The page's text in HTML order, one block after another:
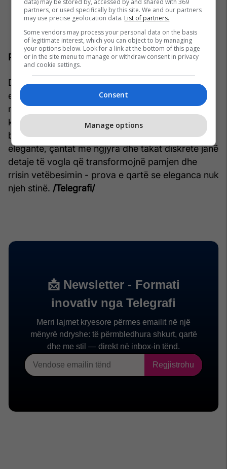
Përfundim
Dimri nuk është stinë për të hequr dorë nga
eleganca. Me zgjedhjen e duhur të prerjeve,
materialeve dhe aksesorëve, çdo ditë e ftohtë
kthehet në mundësi për të shkëlqyer. Theksimi i
belit, fustanet e thurura, fundet e gjata, palltot
elegante, çantat me ngjyra dhe takat diskrete janë
detaje të vogla që transformojnë pamjen dhe
rrisin vetëbesimin - prova e qartë se eleganca nuk
njeh stinë. /Telegrafi/
partners, or used specifically by this site. We and our partners
may use precise geolocation data. List of partners.
Some vendors may process your personal data on the basis
of legitimate interest, which you can object to by managing
your options below. Look for a link at the bottom of this page
or in the site menu to manage or withdraw consent in privacy
and cookie settings.
Consent
Manage options